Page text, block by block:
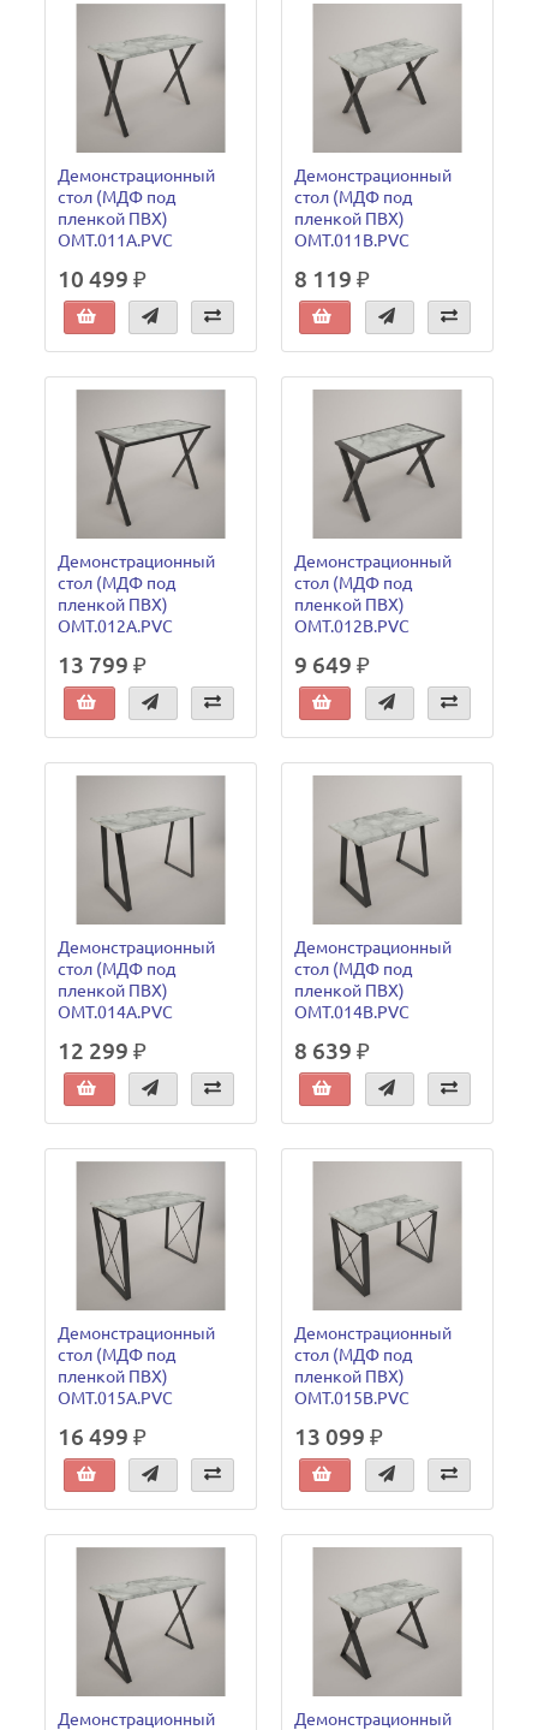
Демонстрационный
стол (МДФ под
пленкой ПВХ)
OMT.011A.PVC
10 499 ₽
Демонстрационный
стол (МДФ под
пленкой ПВХ)
OMT.011B.PVC
8 119 ₽
Демонстрационный
стол (МДФ под
пленкой ПВХ)
OMT.012A.PVC
13 799 ₽
Демонстрационный
стол (МДФ под
пленкой ПВХ)
OMT.012B.PVC
9 649 ₽
Демонстрационный
стол (МДФ под
пленкой ПВХ)
OMT.014A.PVC
12 299 ₽
Демонстрационный
стол (МДФ под
пленкой ПВХ)
OMT.014B.PVC
8 639 ₽
Демонстрационный
стол (МДФ под
пленкой ПВХ)
OMT.015A.PVC
16 499 ₽
Демонстрационный
стол (МДФ под
пленкой ПВХ)
OMT.015B.PVC
13 099 ₽
Демонстрационный
Демонстрационный